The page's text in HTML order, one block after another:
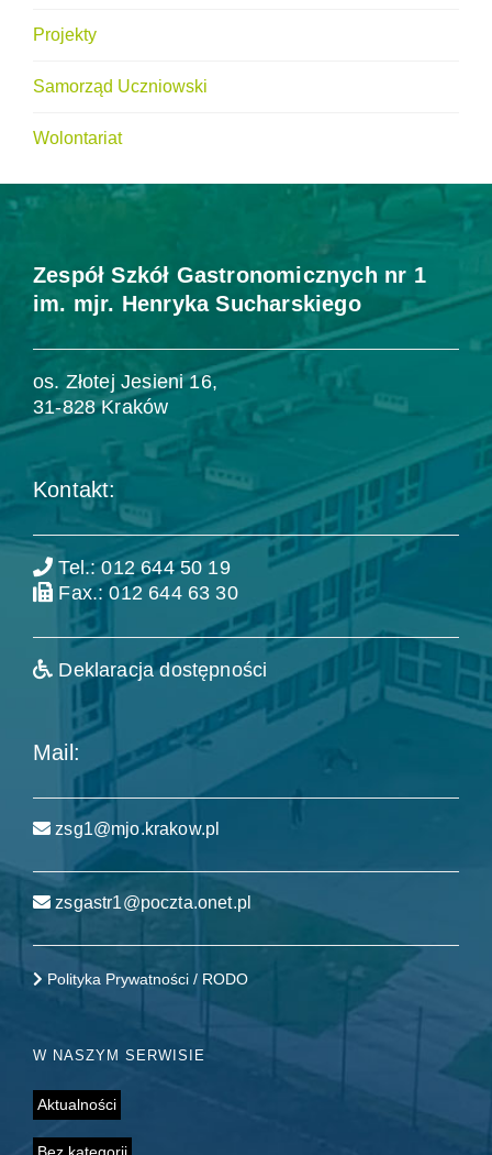
Projekty
Samorząd Uczniowski
Wolontariat
Zespół Szkół Gastronomicznych nr 1
im. mjr. Henryka Sucharskiego
os. Złotej Jesieni 16,
31-828 Kraków
Kontakt:
Tel.: 012 644 50 19
Fax.: 012 644 63 30
Deklaracja dostępności
Mail:
zsg1@mjo.krakow.pl
zsgastr1@poczta.onet.pl
Polityka Prywatności / RODO
W NASZYM SERWISIE
Aktualności